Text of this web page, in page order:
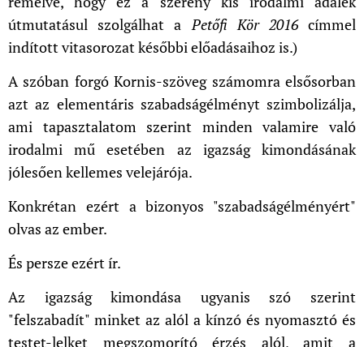
útmutatásul szolgálhat aPetőfi Kör 2016címmel
indított vitasorozat későbbi előadásaihoz is.)
A szóban forgó Kornis-szöveg számomra elsősorban
azt az elementáris szabadságélményt szimbolizálja,
ami tapasztalatom szerint minden valamire való
irodalmi mű esetében az igazság kimondásának
jólesően kellemes velejárója.
Konkrétan ezért a bizonyos "szabadságélményért"
olvas az ember.
És persze ezért ír.
Az igazság kimondása ugyanis szó szerint
"felszabadít" minket az alól a kínzó és nyomasztó és
testet-lelket megszomorító érzés alól, amit a